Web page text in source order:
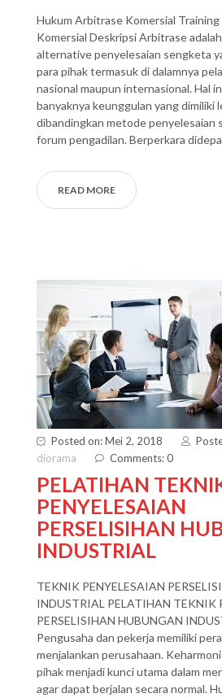
Hukum Arbitrase Komersial
Komersial Deskripsi Arbitrase
alternative penyelesaian sengketa
para pihak termasuk di dalamnya
nasional maupun internasional. Hal
banyaknya keunggulan yang dimiliki
dibandingkan metode penyelesaian
forum pengadilan. Berperkara
READ MORE
Posted on: Mei 2, 2018
diorama
Comments: 0
PELATIHAN
PENYELESAIAN
PERSELISIHAN
INDUSTRIAL
TEKNIK PENYELESAIAN
INDUSTRIAL PELATIHAN TEKNIK
PERSELISIHAN HUBUNGAN
Pengusaha dan pekerja memiliki
menjalankan perusahaan.
pihak menjadi kunci utama dalam
agar dapat berjalan secara normal.